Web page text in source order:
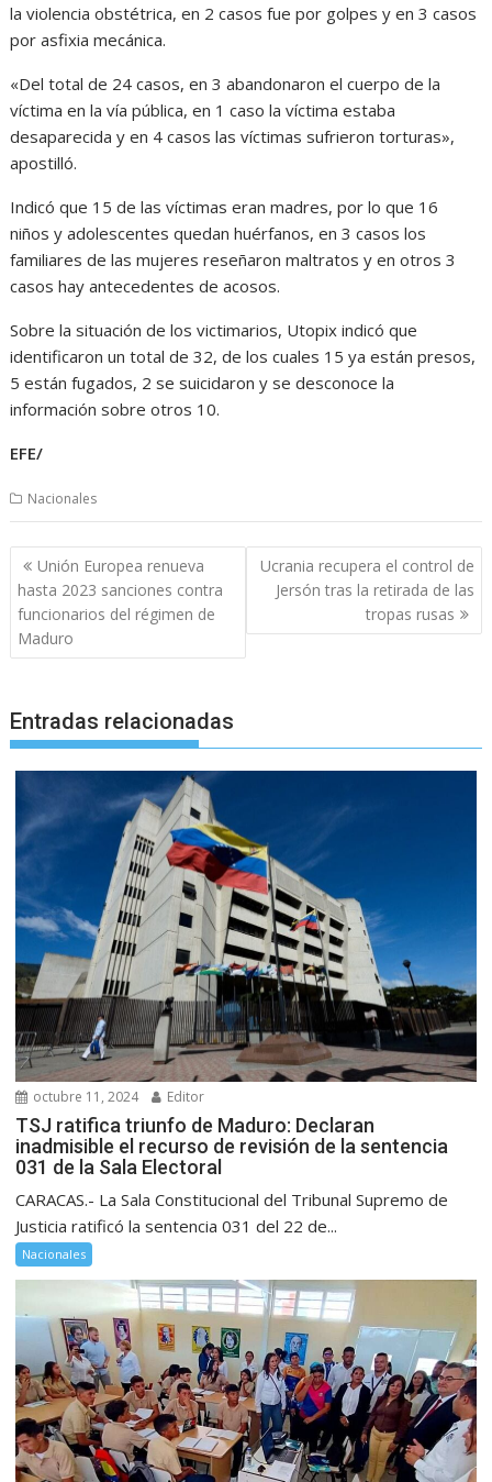
la violencia obstétrica, en 2 casos fue por golpes y en 3 casos
por asfixia mecánica.
«Del total de 24 casos, en 3 abandonaron el cuerpo de la
víctima en la vía pública, en 1 caso la víctima estaba
desaparecida y en 4 casos las víctimas sufrieron torturas»,
apostilló.
Indicó que 15 de las víctimas eran madres, por lo que 16
niños y adolescentes quedan huérfanos, en 3 casos los
familiares de las mujeres reseñaron maltratos y en otros 3
casos hay antecedentes de acosos.
Sobre la situación de los victimarios, Utopix indicó que
identificaron un total de 32, de los cuales 15 ya están presos,
5 están fugados, 2 se suicidaron y se desconoce la
información sobre otros 10.
EFE/
Nacionales
Navegación
de
entradas
Unión Europea renueva
hasta 2023 sanciones contra
funcionarios del régimen de
Maduro
Ucrania recupera el control de
Jersón tras la retirada de las
tropas rusas
Entradas relacionadas
octubre 11, 2024 Editor
TSJ ratifica triunfo de Maduro: Declaran
inadmisible el recurso de revisión de la sentencia
031 de la Sala Electoral
CARACAS.- La Sala Constitucional del Tribunal Supremo de
Justicia ratificó la sentencia 031 del 22 de...
Nacionales